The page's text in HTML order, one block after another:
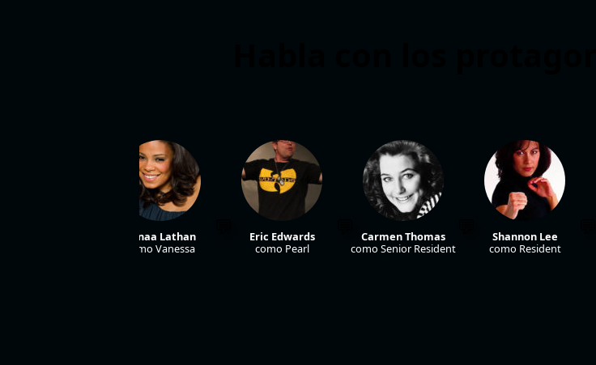
Sanaa Lathan
como Vanessa
Eric Edwards
como Pearl
Carmen Thomas
como Senior Resident
Shannon Lee
como Resident